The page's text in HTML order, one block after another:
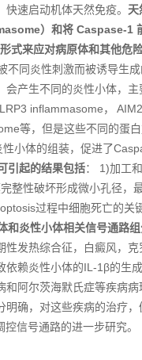
速启动机体天然免疫。 天
）和将 Caspase-1
式来应对病原体和其他危险
同炎性刺激而被诱导生
会产生不同的炎性小体，主
inflammasome，
等，但是这些不同的蛋
小体的组装，促进了
引起的结果包括： 1)加工
整性破坏形成微小孔径，
过程中细胞死亡的关
和炎性小体相关信号通路
性发热综合征，白癜风，
依赖炎性小体的IL-1β的生
和阿尔茨海默氏症等疾病
明确，对这些疾病的治疗
信号通路的进一步研究。